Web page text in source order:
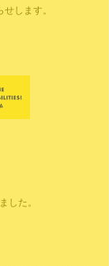
します。
した。